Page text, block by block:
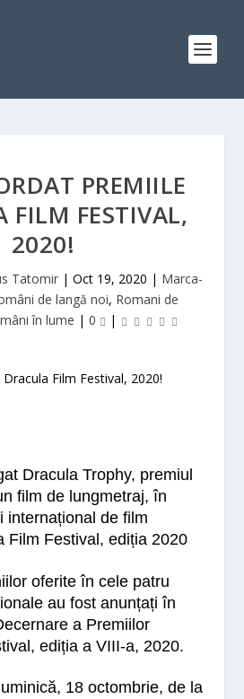
PREMIILE
FILM FESTIVAL,
2020!
Tatomir| Oct 19, 2020 | Marca-
de langă noi, Romani de
în lume | 0 |
Dracula Trophy, premiul
film de lungmetraj, în
internațional de film
Film Festival, ediția 2020
oferite în cele patru
au fost anunțați în
a Premiilor
ediția a VIII-a, 2020.
18 octombrie, de la